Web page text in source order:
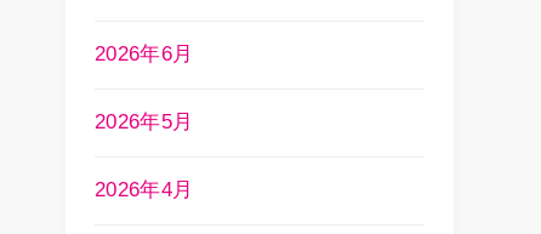
2026年6月
2026年5月
2026年4月